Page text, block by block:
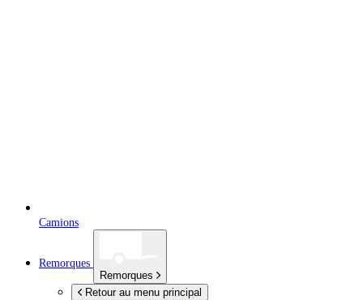
Camions
Remorques
Remorques
Retour au menu principal